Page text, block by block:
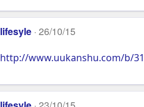
lifesyle 26/10/15
http://www.uukanshu.com/b/